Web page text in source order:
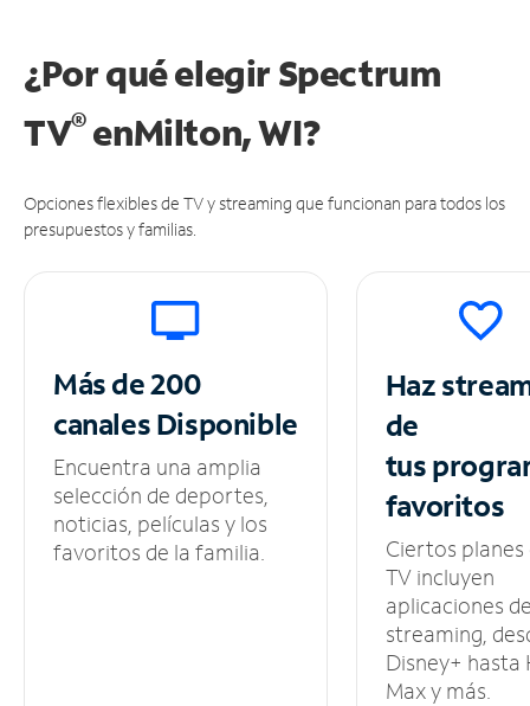
¿Por qué elegir Spectrum
TV®enMilton, WI?
Opciones flexibles de TV y streaming que funcionan para todos los
presupuestos y familias.
Más de 200
canalesDisponible
Encuentra una amplia
selección de deportes,
noticias, películas y los
favoritos de la familia.
Haz
de
tus
favoritos
Ciertos planes
TV incluyen
aplicaciones
streaming,
Disney+ hasta
Max y más.